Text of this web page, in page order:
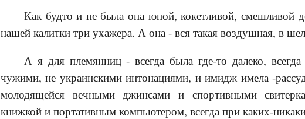
Как будто и не была она юной, кокетливой, смешливой
нашей калитки три ухажера. А она - вся такая воздушная, в
А я для племянниц - всегда была где-то далеко,
чужими, не украинскими интонациями, и имидж имела -
молодящейся вечными джинсами и спортивными
книжкой и портативным компьютером, всегда при каких-